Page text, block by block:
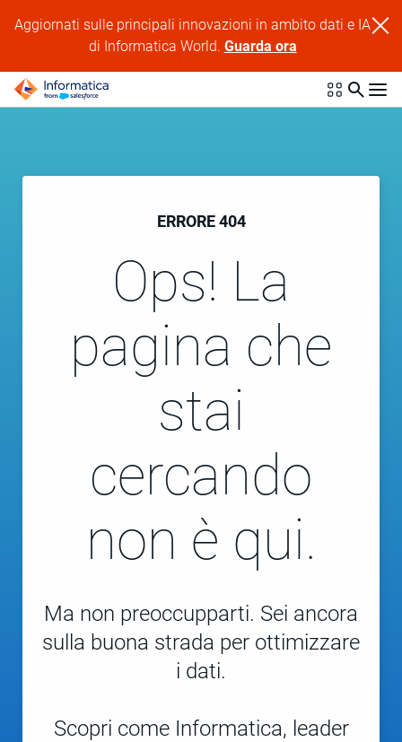
Aggiornati sulle principali innovazioni in ambito dati e IA
di Informatica World. Guarda ora
ERRORE 404
Ops! La
pagina che
stai
cercando
non è qui.
Ma non preoccupparti. Sei ancora
sulla buona strada per ottimizzare
i dati.
Scopri come Informatica, leader